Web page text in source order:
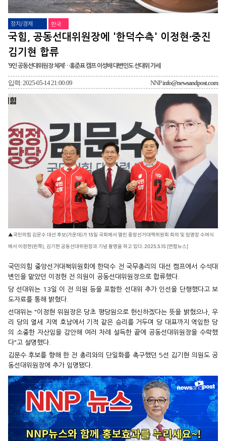
정치/경제 한국
국힘, 공동선대위원장에 '한덕수측' 이정현·중진
김기현 합류
‘9인 공동선대위원장 체제’…홍준표 캠프 이성배 대변인도 선대위 가세
입력: 2025-05-14 21:00:09 NNPinfo@newsandpost.com
▲국민의힘 김문수 대선 후보(가운데)가 15일 국회에서 열린 중앙선거대책위원회 회의 및 임명장 수여식
에서 이정현(왼쪽), 김기현 공동선대위원장과 기념 촬영을 하고 있다. 2025.5.15 [연합뉴스]
국민의힘 중앙선거대책위원회에 한덕수 전 국무총리의 대선 캠프에서 수석대
변인을 맡았던 이정현 전 의원이 공동선대위원장으로 합류했다.
당 선대위는 13일 이 전 의원 등을 포함한 선대위 추가 인선을 단행했다고 보
도자료를 통해 밝혔다.
선대위는 "이정현 위원장은 당초 평당원으로 헌신하겠다는 뜻을 밝혔으나, 우
리 당의 열세 지역 호남에서 기적 같은 승리를 거두며 당 대표까지 역임한 당
의 소중한 자산임을 감안해 여러 차례 설득한 끝에 공동선대위원장을 수락했
다"고 설명했다.
김문수 후보를 향해 한 전 총리와의 단일화를 촉구했던 5선 김기현 의원도 공
동선대위원장에 추가 임명됐다.